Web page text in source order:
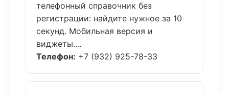
телефонный справочник без
регистрации: найдите нужное за 10
секунд. Мобильная версия и
виджеты....
Телефон: +7 (932) 925-78-33